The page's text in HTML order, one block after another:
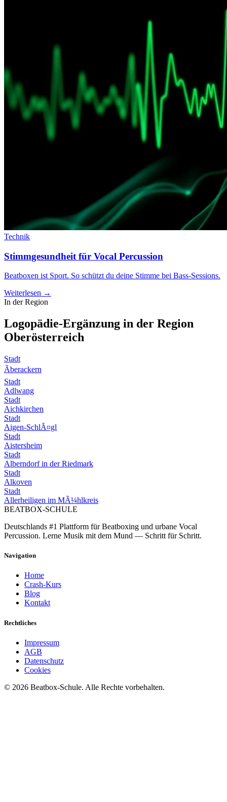
Technik
Stimmgesundheit für Vocal Percussion
Beatboxen ist Sport. So schützt du deine Stimme bei Bass-Sessions.
Weiterlesen →
In der Region
Logopädie-Ergänzung in der Region
Oberösterreich
Stadt
Ãberackern
Stadt
Adlwang
Stadt
Aichkirchen
Stadt
Aigen-SchlÃ¤gl
Stadt
Aistersheim
Stadt
Alberndorf in der Riedmark
Stadt
Alkoven
Stadt
Allerheiligen im MÃ¼hlkreis
BEATBOX-SCHULE
Deutschlands #1 Plattform für Beatboxing und urbane Vocal
Percussion. Lerne Musik mit dem Mund — Schritt für Schritt.
Navigation
Home
Crash-Kurs
Blog
Kontakt
Rechtliches
Impressum
AGB
Datenschutz
Cookies
© 2026 Beatbox-Schule. Alle Rechte vorbehalten.